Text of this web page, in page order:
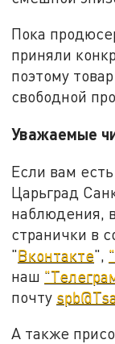
Пока
приняли
поэтому
свободной
Уважаемые
Если вам
Царьград
наблюдения,
странички в
"Вконтакте",
наш
почту
А также